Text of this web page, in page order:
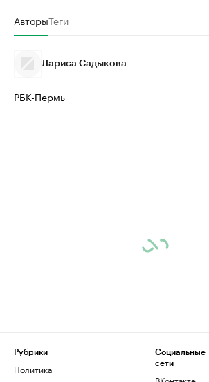
АвторыТеги
Лариса Садыкова
РБК-Пермь
Рубрики
Политика
Социальные
сети